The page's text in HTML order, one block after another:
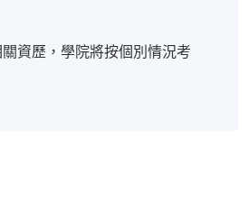
港大學體制，經香港大學專業
資歷，學院將按個別情況考